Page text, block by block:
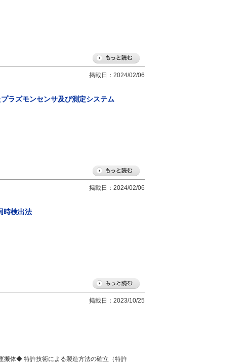
掲載日：2024/02/06
ラズモンセンサ及び測定システム
掲載日：2024/02/06
時検出法
掲載日：2023/10/25
搬体◆ 特許技術による製造方法の確立（特許